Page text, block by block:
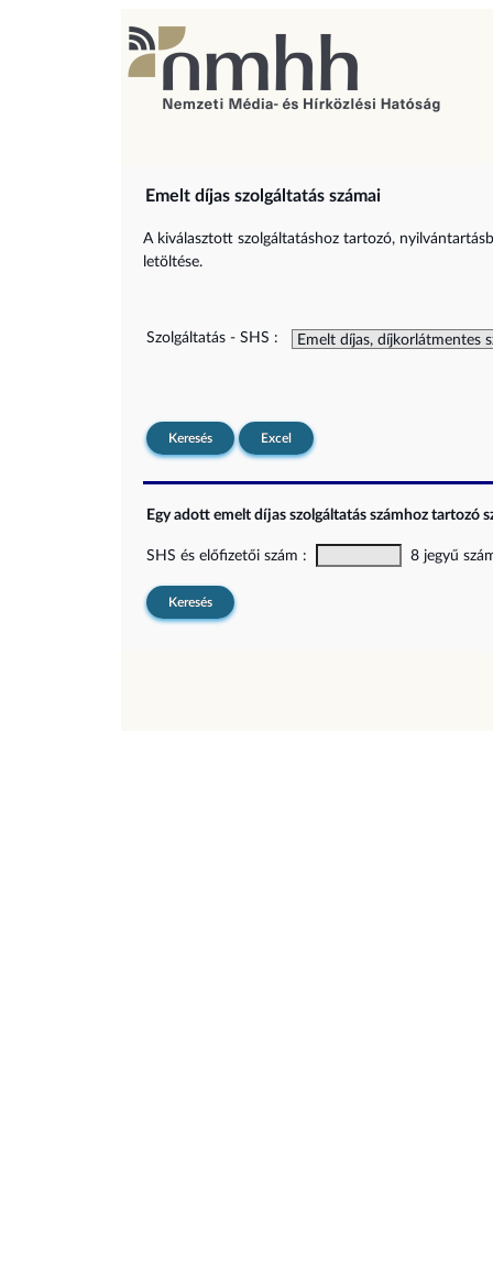
Emelt díjas szolgáltatás számai
A kiválasztott szolgáltatáshoz tartozó,
letöltése.
Szolgáltatás - SHS :
Keresés Excel
Egy adott emelt díjas szolgáltatás számhoz tartozó
SHS és előfizetői szám : 8 jegyű
Keresés